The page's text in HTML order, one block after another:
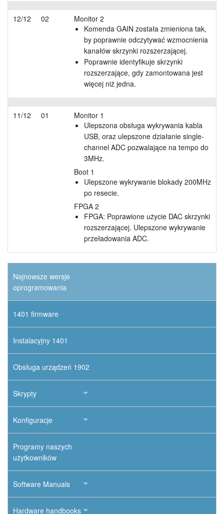
12/12 02
Monitor 2
Komenda GAIN została zmieniona tak,
by poprawnie odczytywać wzmocnienia
kanałów skrzynki rozszerzającej.
Poprawnie identyfikuje skrzynki
rozszerzające, gdy zamontowana jest
więcej niż jedna.
11/12 01
Monitor 1
Ulepszona obsługa wykrywania kabla
USB, oraz ulepszone działanie single-
channel ADC pozwalające na tempo do
3MHz.
Boot 1
Ulepszone wykrywanie blokady 200MHz
po resecie.
FPGA 2
FPGA: Poprawione użycie DAC skrzynki
rozszerzającej. Ulepszone wykrywanie
przeładowania ADC.
Najnowsze wersje
oprogramowania
1401 firmware
Instalacyjny 1401
Obsługa urządzeń 1902
Skrypty
Konfiguracje
Programy naszych
użytkowników
Software Manuals
Hardware handbooks